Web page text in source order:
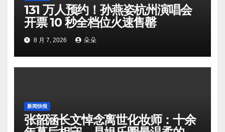
131 万人预约！孙燕姿杭州演唱会
开票 10 秒全档位火速售罄
8 月 7, 2026 朵朵
新闻快报
张韶涵长文悼念离世化妆师：十余